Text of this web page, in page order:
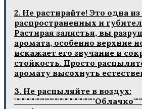
2. Не растирайте! Это одна
распространенных и
Растирая запястья, вы
аромата, особенно верхние
искажает его звучание и
стойкость. Просто
аромату высохнуть
3. Не распыляйте в воздух: